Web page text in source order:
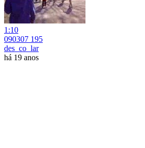
1:10
090307 195
des_co_lar
há 19 anos